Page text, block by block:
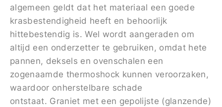
algemeen geldt dat het materiaal een goede
krasbestendigheid heeft en behoorlijk
hittebestendig is. Wel wordt aangeraden om
altijd een onderzetter te gebruiken, omdat hete
pannen, deksels en ovenschalen een
zogenaamde thermoshock kunnen veroorzaken,
waardoor onherstelbare schade
ontstaat. Graniet met een gepolijste (glanzende)